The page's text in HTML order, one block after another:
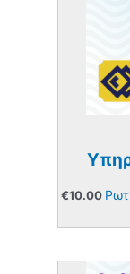
€10.00